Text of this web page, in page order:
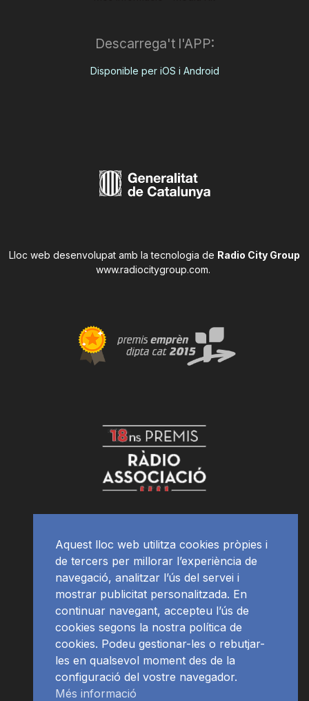
Descarrega't l'APP:
Disponible per iOS i Android
Lloc web desenvolupat amb la tecnologia de Radio City Group
www.radiocitygroup.com.
Aquest lloc web utilitza cookies pròpies i
de tercers per millorar l’experiència de
navegació, analitzar l’ús del servei i
mostrar publicitat personalitzada. En
continuar navegant, accepteu l’ús de
cookies segons la nostra política de
cookies. Podeu gestionar-les o rebutjar-
les en qualsevol moment des de la
configuració del vostre navegador.
Més informació